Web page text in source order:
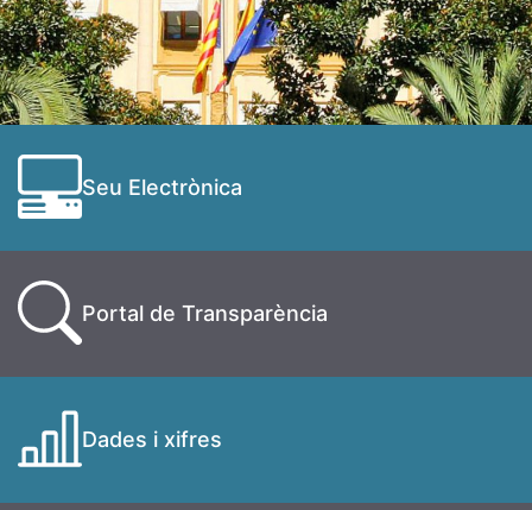
Seu Electrònica
Portal de Transparència
Dades i xifres